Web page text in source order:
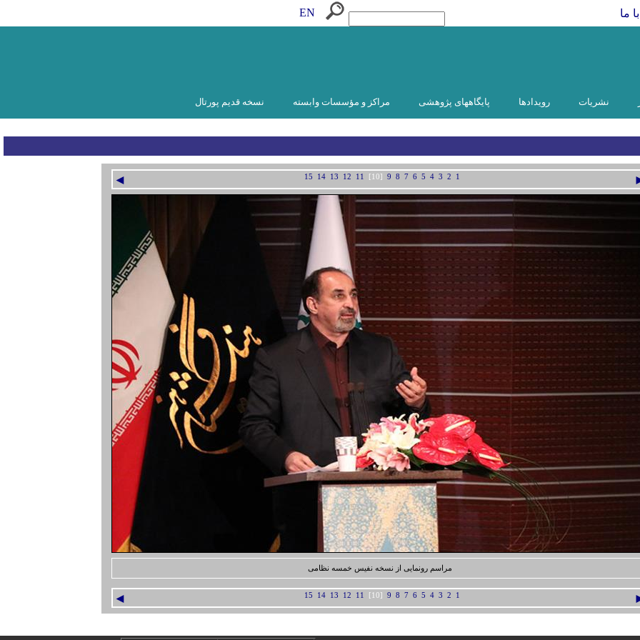
ما EN
نشریات رویدادها پایگاههای پژوهشی مراکز و مؤسسات وابسته نسخه قدیم پورتال
◄ 1
2
3
4
5
6
7
8
9
[10]
11
12
13
14
15
مراسم رونمایی از نسخه نفیس خمسه نظامی
◄ 1
2
3
4
5
6
7
8
9
[10]
11
12
13
14
15